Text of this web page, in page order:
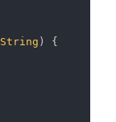
String )
{